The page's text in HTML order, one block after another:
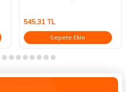
545,31TL
Sepete Ekle